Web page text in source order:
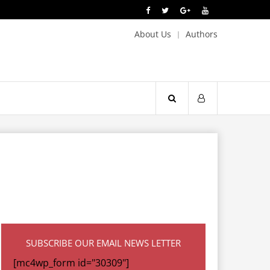
About Us Authors
SUBSCRIBE OUR EMAIL NEWS LETTER
[mc4wp_form id="30309"]